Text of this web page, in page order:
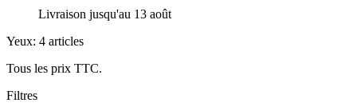
Livraison jusqu'au 13 août
Yeux: 4 articles
Tous les prix TTC.
Filtres